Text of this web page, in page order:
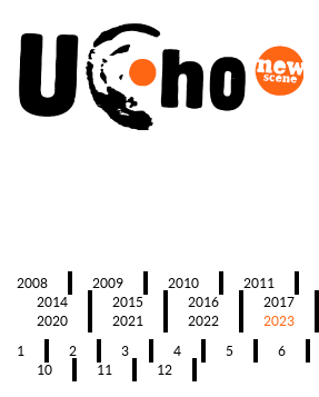
2008 2009 2010 2011
2014
2015 2016 2017
2020
2021 2022 2023
1 2 3 4 5 6
10
11 12